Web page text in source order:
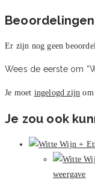
Beoordelingen
Er zijn nog geen
Wees de eerste om
Je moet ingelogd zijn om
Je zou ook
weergave